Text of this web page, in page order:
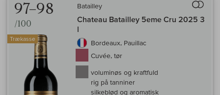
97–98
/100
Trækasse
Batailley
Chateau Batailley 5eme Cru 2025 3
l
Bordeaux, Pauillac
Cuvée, tør
voluminøs og kraftfuld
rig på tanniner
silkeblød og aromatisk